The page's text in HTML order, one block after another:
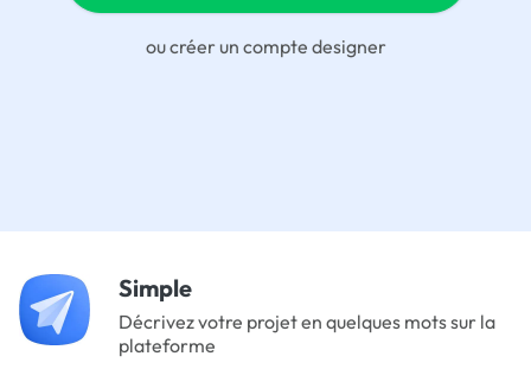
oucréer un compte designer
Simple
Décrivez votre projet en quelques mots sur la
plateforme